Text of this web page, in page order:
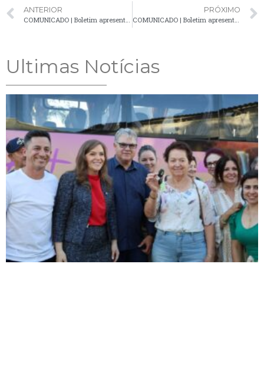
ANTERIOR
PRÓXIMO
COMUNICADO | Boletim apresenta mais um óbito por Covid-19 e confirma 18 novos casos
Ultimas Notícias